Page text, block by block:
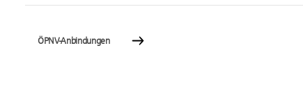
ÖPNV-Anbindungen